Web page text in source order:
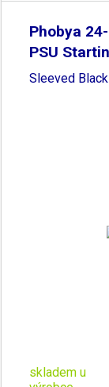
Phobya
PSU
Sleeved Black
skladem u